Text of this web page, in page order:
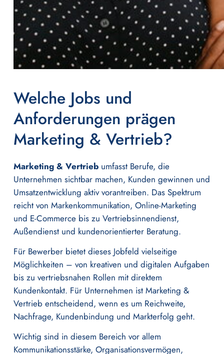
Welche Jobs und
Anforderungen prägen
Marketing & Vertrieb?
Marketing & Vertriebumfasst Berufe, die
Unternehmen sichtbar machen, Kunden gewinnen und
Umsatzentwicklung aktiv vorantreiben. Das Spektrum
reicht von Markenkommunikation, Online-Marketing
und E-Commerce bis zu Vertriebsinnendienst,
Außendienst und kundenorientierter Beratung.
Für Bewerber bietet dieses Jobfeld vielseitige
Möglichkeiten – von kreativen und digitalen Aufgaben
bis zu vertriebsnahen Rollen mit direktem
Kundenkontakt. Für Unternehmen ist Marketing &
Vertrieb entscheidend, wenn es um Reichweite,
Nachfrage, Kundenbindung und Markterfolg geht.
Wichtig sind in diesem Bereich vor allem
Kommunikationsstärke, Organisationsvermögen,